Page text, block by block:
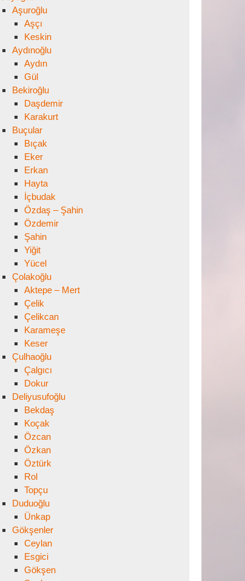
Aşuroğlu
Aşçı
Keskin
Aydınoğlu
Aydın
Gül
Bekiroğlu
Daşdemir
Karakurt
Buçular
Bıçak
Eker
Erkan
Hayta
İçbudak
Özdaş – Şahin
Özdemir
Şahin
Yiğit
Yücel
Çolakoğlu
Aktepe – Mert
Çelik
Çelikcan
Karameşe
Keser
Çulhaoğlu
Çalgıcı
Dokur
Deliyusufoğlu
Bekdaş
Koçak
Özcan
Özkan
Öztürk
Rol
Topçu
Duduoğlu
Ünkap
Gökşenler
Ceylan
Esgici
Gökşen